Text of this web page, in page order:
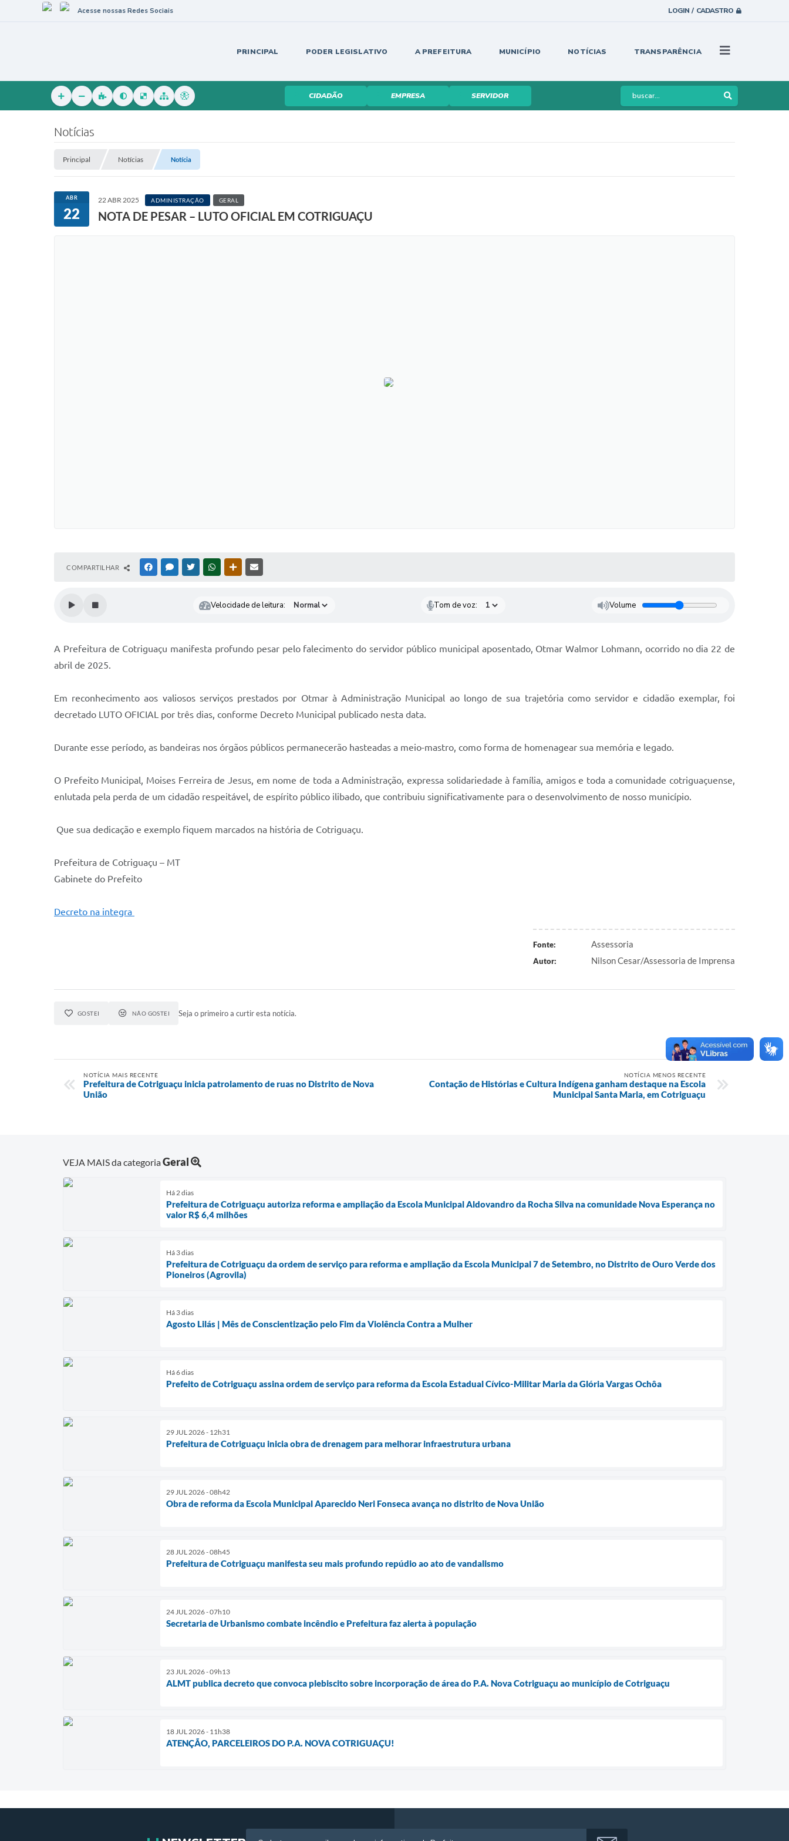
LOGIN / CADASTRO
Acesse nossas Redes Sociais
PRINCIPAL PODER LEGISLATIVO A PREFEITURA MUNICÍPIO NOTÍCIAS TRANSPARÊNCIA
CIDADÃO EMPRESA SERVIDOR
Notícias
Principal Notícias Notícia
ABR
22
22 ABR 2025 ADMINISTRAÇÃO GERAL
NOTA DE PESAR – LUTO OFICIAL EM COTRIGUAÇU
COMPARTILHAR FACEBOOKMESSENGER
TWITTERWHATSAPPOUTRAS MÍDIAS
Velocidade de leitura: Tom de voz: Volume
A Prefeitura de Cotriguaçu manifesta profundo pesar pelo falecimento do servidor público municipal aposentado, Otmar Walmor Lohmann, ocorrido no dia 22 de
abril de 2025.
Em reconhecimento aos valiosos serviços prestados por Otmar à Administração Municipal ao longo de sua trajetória como servidor e cidadão exemplar, foi
decretado LUTO OFICIAL por três dias, conforme Decreto Municipal publicado nesta data.
Durante esse período, as bandeiras nos órgãos públicos permanecerão hasteadas a meio-mastro, como forma de homenagear sua memória e legado.
O Prefeito Municipal, Moises Ferreira de Jesus, em nome de toda a Administração, expressa solidariedade à família, amigos e toda a comunidade cotriguaçuense,
enlutada pela perda de um cidadão respeitável, de espírito público ilibado, que contribuiu significativamente para o desenvolvimento de nosso município.
Que sua dedicação e exemplo fiquem marcados na história de Cotriguaçu.
Prefeitura de Cotriguaçu – MT
Gabinete do Prefeito
Decreto na integra
Fonte: Assessoria
Autor: Nilson Cesar/Assessoria de Imprensa
GOSTEI NÃO GOSTEI Seja o primeiro a curtir esta notícia.
NOTÍCIA MAIS RECENTE
Prefeitura de Cotriguaçu inicia patrolamento de ruas no Distrito de Nova
União
NOTÍCIA MENOS RECENTE
Contação de Histórias e Cultura Indígena ganham destaque na Escola
Municipal Santa Maria, em Cotriguaçu
VEJA MAIS da categoriaGeral
Há 2 dias
Prefeitura de Cotriguaçu autoriza reforma e ampliação da Escola Municipal Aldovandro da Rocha Silva na comunidade Nova Esperança no
valor R$ 6,4 milhões
Há 3 dias
Prefeitura de Cotriguaçu da ordem de serviço para reforma e ampliação da Escola Municipal 7 de Setembro, no Distrito de Ouro Verde dos
Pioneiros (Agrovila)
Há 3 dias
Agosto Lilás | Mês de Conscientização pelo Fim da Violência Contra a Mulher
Há 6 dias
Prefeito de Cotriguaçu assina ordem de serviço para reforma da Escola Estadual Cívico-Militar Maria da Glória Vargas Ochôa
29 JUL 2026 - 12h31
Prefeitura de Cotriguaçu inicia obra de drenagem para melhorar infraestrutura urbana
29 JUL 2026 - 08h42
Obra de reforma da Escola Municipal Aparecido Neri Fonseca avança no distrito de Nova União
28 JUL 2026 - 08h45
Prefeitura de Cotriguaçu manifesta seu mais profundo repúdio ao ato de vandalismo
24 JUL 2026 - 07h10
Secretaria de Urbanismo combate incêndio e Prefeitura faz alerta à população
23 JUL 2026 - 09h13
ALMT publica decreto que convoca plebiscito sobre incorporação de área do P.A. Nova Cotriguaçu ao município de Cotriguaçu
18 JUL 2026 - 11h38
ATENÇÃO, PARCELEIROS DO P.A. NOVA COTRIGUAÇU!